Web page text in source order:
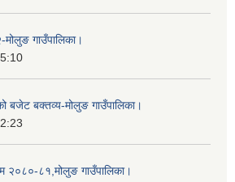
गाउँपालिका।
बजेट बक्तव्य-मोलुङ गाउँपालिका।
२०८०-८१,मोलुङ गाउँपालिका।